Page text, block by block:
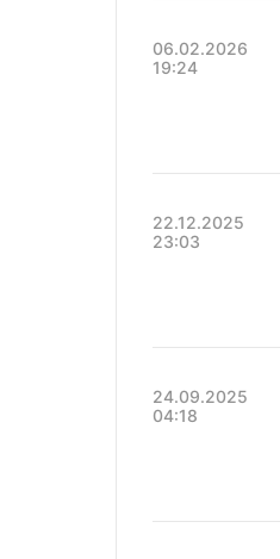
06.02.2026
19:24
22.12.2025
23:03
24.09.2025
04:18